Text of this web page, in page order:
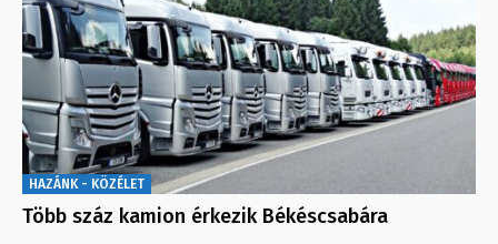
HAZÁNK - KÖZÉLET
Több száz kamion érkezik Békéscsabára